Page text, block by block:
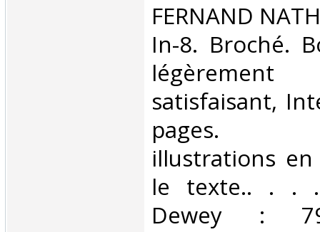
‎FERNAND
In-8. Broché.
satisfaisant,
pages.
illustrations
le texte.. . . .
Dewey :